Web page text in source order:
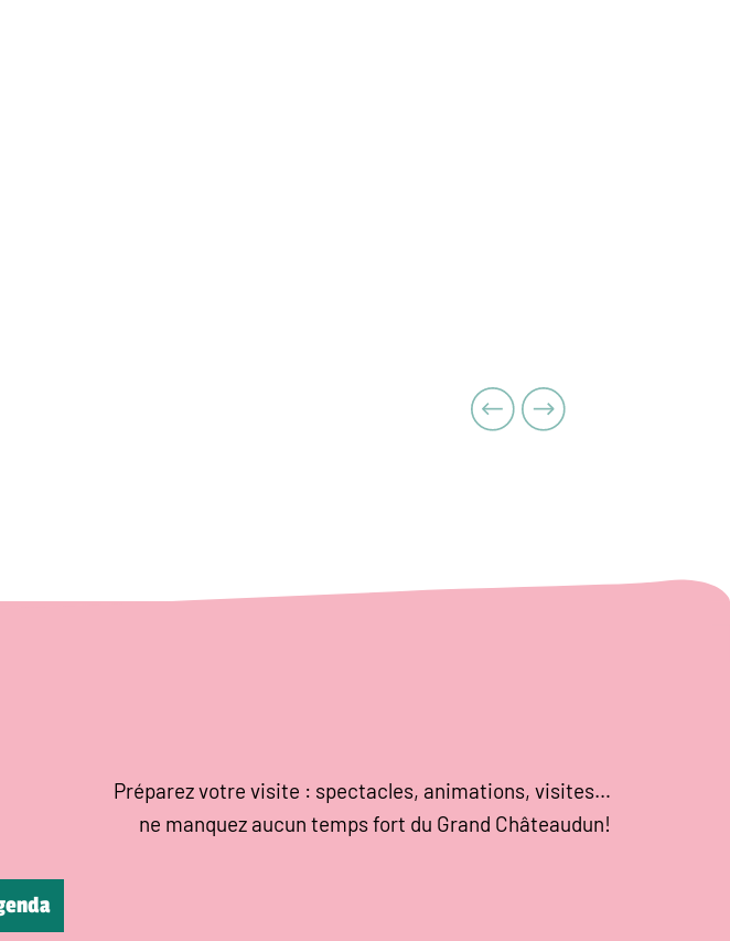
Préparez votre visite : spectacles, animations, visites…
ne manquez aucun temps fort du Grand Châteaudun!